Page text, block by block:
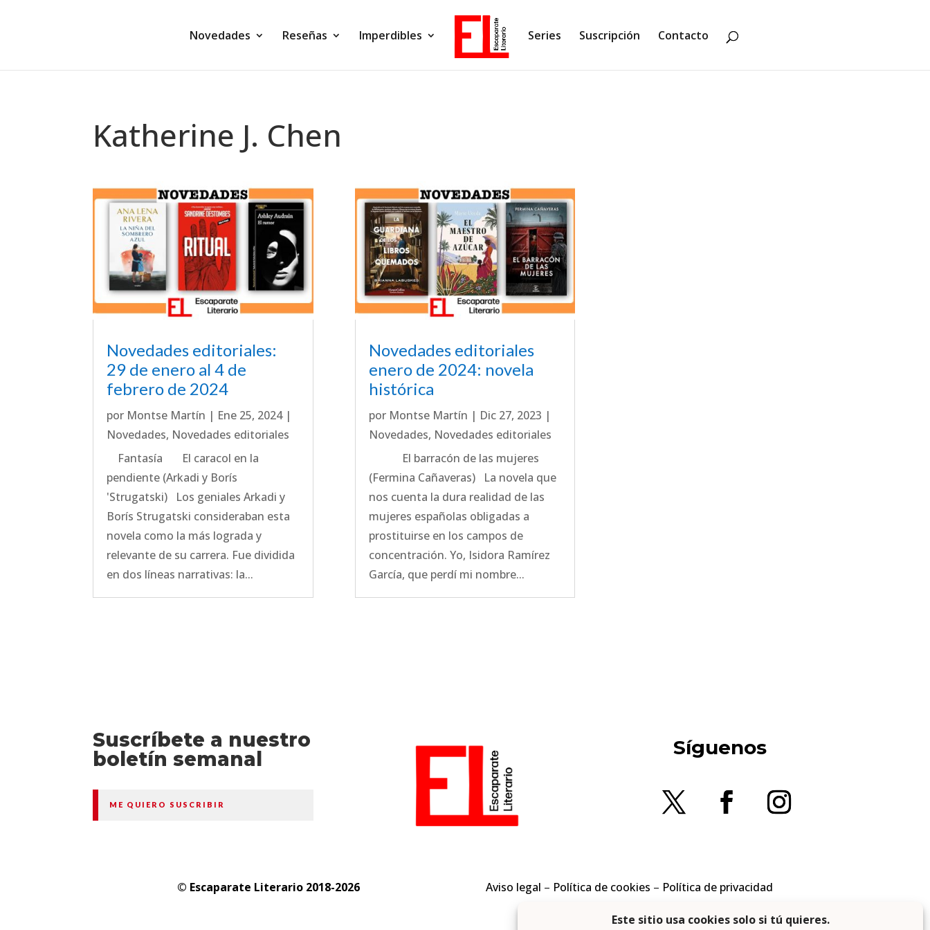
Novedades Reseñas Imperdibles Series Suscripción Contacto
Katherine J. Chen
Novedades editoriales:
29 de enero al 4 de
febrero de 2024
por Montse Martín | Ene 25, 2024|
Novedades, Novedades editoriales
Fantasía El caracol en la
pendiente (Arkadi y Borís
'Strugatski) Los geniales Arkadi y
Borís Strugatski consideraban esta
novela como la más lograda y
relevante de su carrera. Fue dividida
en dos líneas narrativas: la...
Novedades editoriales
enero de 2024: novela
histórica
por Montse Martín | Dic 27, 2023 |
Novedades, Novedades editoriales
El barracón de las mujeres
(Fermina Cañaveras) La novela que
nos cuenta la dura realidad de las
mujeres españolas obligadas a
prostituirse en los campos de
concentración. Yo, Isidora Ramírez
García, que perdí mi nombre...
Suscríbete a nuestro
boletín semanal
ME QUIERO SUSCRIBIR
Síguenos
© Escaparate Literario 2018-2026 Aviso legal – Política de cookies – Política de privacidad